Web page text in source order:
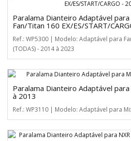
Paralama Dianteiro Adaptável
Fan/Titan 160 EX/ES/START/
Ref.: WP5300 | Modelo: Adaptável para
(TODAS) - 2014 à 2023
Paralama Dianteiro Adaptável
à 2013
Ref.: WP3110 | Modelo: Adaptável para